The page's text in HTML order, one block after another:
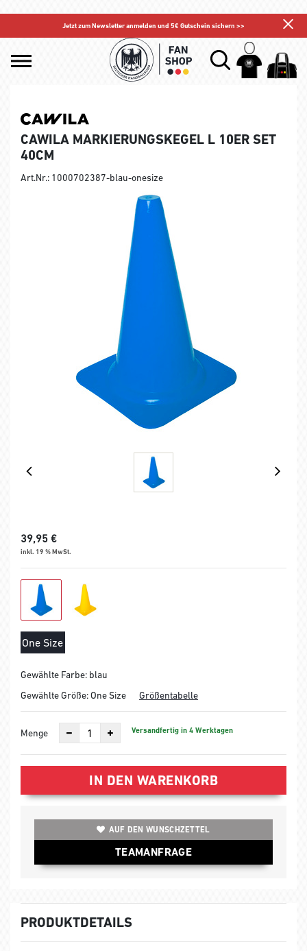
Jetzt zum Newsletter anmelden und 5€ Gutschein sichern >>
CAWILA MARKIERUNGSKEGEL L 10ER SET
40CM
Art.Nr.: 1000702387-blau-onesize
39,95 €
inkl. 19 % MwSt.
One Size
Gewählte Farbe: blau
Gewählte Größe:One Size Größentabelle
Menge Versandfertig in 4 Werktagen
IN DEN WARENKORB
AUF DEN WUNSCHZETTEL
TEAMANFRAGE
PRODUKTDETAILS